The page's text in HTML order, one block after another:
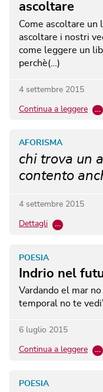
ascoltare
Come ascoltare un
ascoltare i nostri
come leggere un
perchè(…)
4 settembre 2015
Continua a leggere …
chi trova un
contento
AFORISMA
4 settembre 2015
Dettagli …
Indrio nel
POESIA
Vardando el mar
temporal no te
6 luglio 2015
Continua a leggere …
POESIA